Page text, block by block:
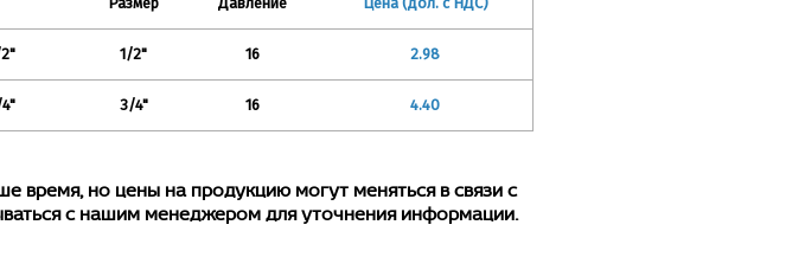
1/2" 16 2.98
3/4" 16 4.40
но цены на продукцию могут меняться в связи с
с нашим менеджером для уточнения информации.